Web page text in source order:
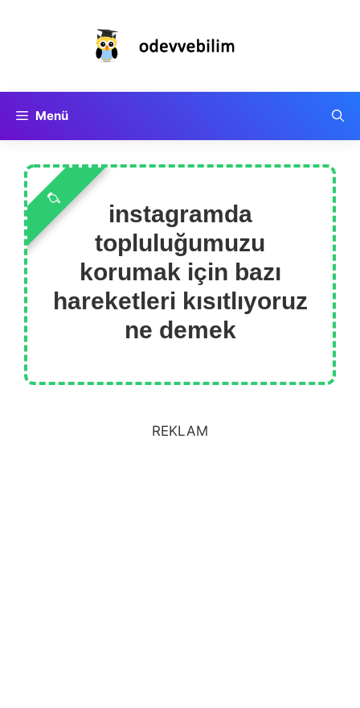
Menü
instagramda
topluluğumuzu
korumak için bazı
hareketleri kısıtlıyoruz
ne demek
REKLAM